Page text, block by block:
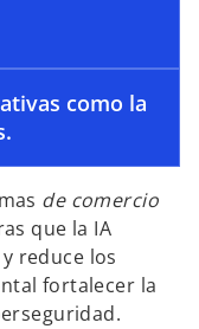
como la
de comercio
que la IA
reduce los
fortalecer la